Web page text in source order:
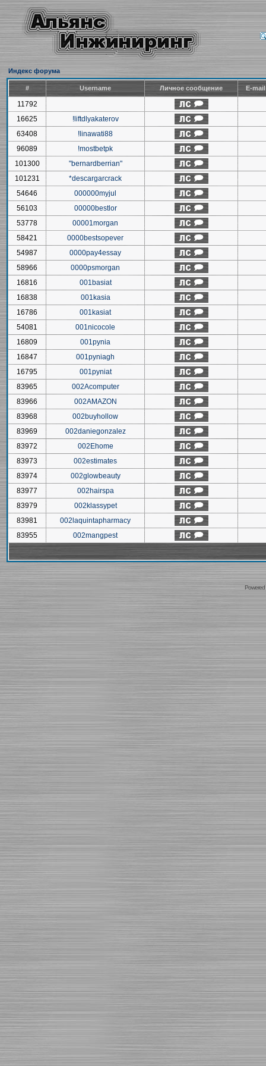
Индекс форума
# Username Личное сообщение E-
11792
16625
!liftdlyakaterov
63408
!linawati88
96089
!mostbetpk
101300
"bernardberrian"
101231
*descargarcrack
54646
000000myjul
56103
00000bestlor
53778
00001morgan
58421
0000bestsopever
54987
0000pay4essay
58966
0000psmorgan
16816
001basiat
16838
001kasia
16786
001kasiat
54081
001nicocole
16809
001pynia
16847
001pyniagh
16795
001pyniat
83965
002Acomputer
83966
002AMAZON
83968
002buyhollow
83969
002daniegonzalez
83972
002Ehome
83973
002estimates
83974
002glowbeauty
83977
002hairspa
83979
002klassypet
83981
002laquintapharmacy
83955
002mangpest